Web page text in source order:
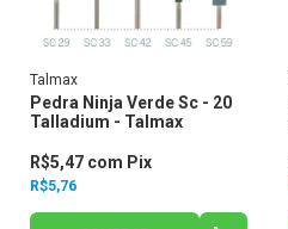
Talmax
Pedra Ninja Verde Sc - 20
Talladium - Talmax
R$5,76
R$5,47 com Pix